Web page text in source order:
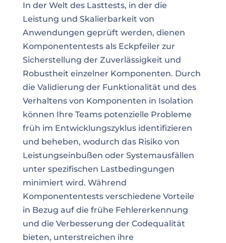
In der Welt des Lasttests, in der die
Leistung und Skalierbarkeit von
Anwendungen geprüft werden, dienen
Komponententests als Eckpfeiler zur
Sicherstellung der Zuverlässigkeit und
Robustheit einzelner Komponenten. Durch
die Validierung der Funktionalität und des
Verhaltens von Komponenten in Isolation
können Ihre Teams potenzielle Probleme
früh im Entwicklungszyklus identifizieren
und beheben, wodurch das Risiko von
Leistungseinbußen oder Systemausfällen
unter spezifischen Lastbedingungen
minimiert wird. Während
Komponententests verschiedene Vorteile
in Bezug auf die frühe Fehlererkennung
und die Verbesserung der Codequalität
bieten, unterstreichen ihre